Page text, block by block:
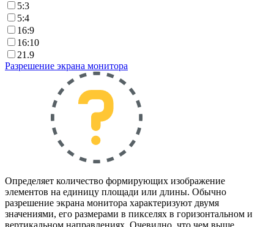
5:3
5:4
16:9
16:10
21.9
Разрешение экрана монитора
Определяет количество формирующих изображение
элементов на единицу площади или длины. Обычно
разрешение экрана монитора характеризуют двумя
значениями, его размерами в пикселях в горизонтальном и